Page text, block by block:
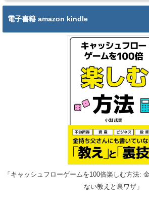
電子書籍 amazon kindle
「キャッシュフローゲームを100倍楽しむ方法:
ない教えと裏ワザ」